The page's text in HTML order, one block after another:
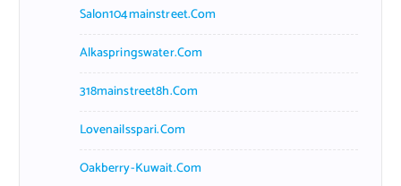
Salon104mainstreet.com
Alkaspringswater.com
318mainstreet8h.com
Lovenailsspari.com
Oakberry-Kuwait.com